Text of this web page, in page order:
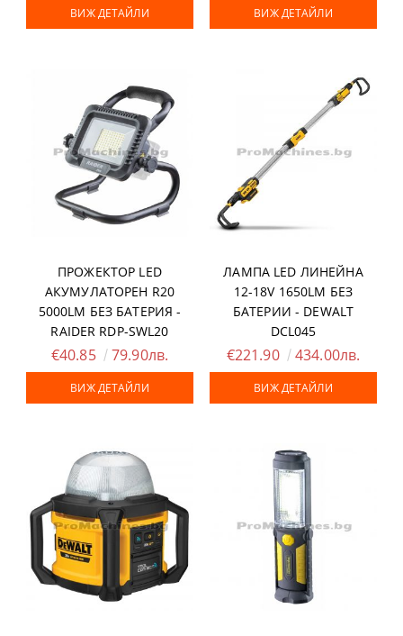
ВИЖ ДЕТАЙЛИ ВИЖ ДЕТАЙЛИ
ПРОЖЕКТОР LED
АКУМУЛАТОРЕН R20
5000LM БЕЗ БАТЕРИЯ -
RAIDER RDP-SWL20
€40.85 79.90лв.
ВИЖ ДЕТАЙЛИ
ЛАМПА LED ЛИНЕЙНА
12-18V 1650LM БЕЗ
БАТЕРИИ - DEWALT
DCL045
€221.90 434.00лв.
ВИЖ ДЕТАЙЛИ